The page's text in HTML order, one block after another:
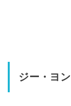
ジー・ヨ